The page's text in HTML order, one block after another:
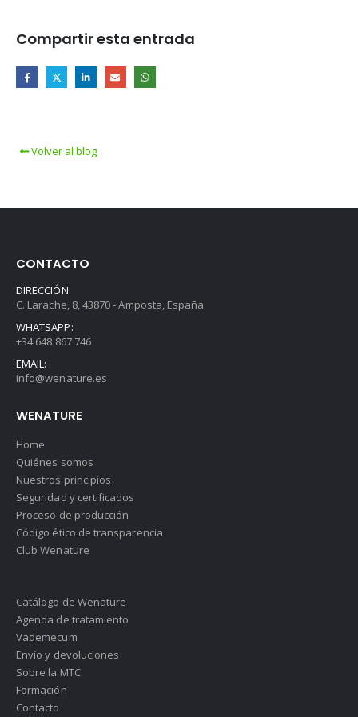
Compartir esta entrada
Volver al blog
CONTACTO
DIRECCIÓN:
C. Larache, 8, 43870 - Amposta, España
WHATSAPP:
+34 648 867 746
EMAIL:
info@wenature.es
WENATURE
Home
Quiénes somos
Nuestros principios
Seguridad y certificados
Proceso de producción
Código ético de transparencia
Club Wenature
Catálogo de Wenature
Agenda de tratamiento
Vademecum
Envío y devoluciones
Sobre la MTC
Formación
Contacto